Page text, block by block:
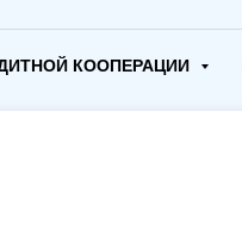
КООПЕРАЦИИ